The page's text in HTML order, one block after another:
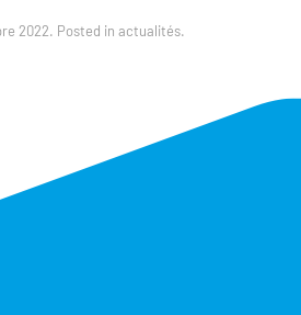
2022. Posted in actualités.